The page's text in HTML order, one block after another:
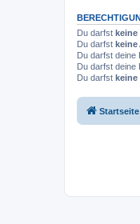
Du darfst keine
Du darfst keine
Du darfst deine
Du darfst deine
Du darfst keine
Startseite